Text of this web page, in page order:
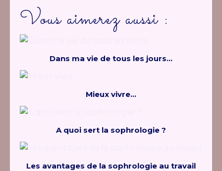
Vous aimerez aussi :
Dans ma vie de tous les jours...
Mieux vivre...
A quoi sert la sophrologie ?
Les avantages de la sophrologie au travail